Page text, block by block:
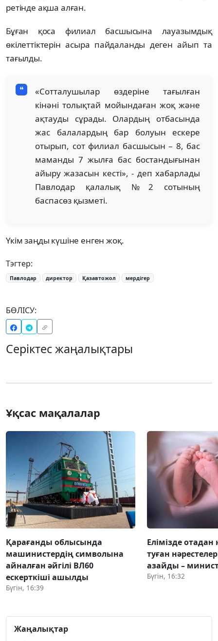
ретінде ақша алған.
Бұған қоса филиал басшысына лауазымдық
өкілеттіктерін асыра пайдаланды деген айып та
тағылды.
«Сотталушылар өздеріне тағылған
кінәні толықтай мойындаған жоқ және
ақтауды сұрады. Олардың отбасында
жас балалардың бар болуын ескере
отырып, сот филиал басшысын – 8, бас
маманды 7 жылға бас бостандығынан
айыру жазасын кесті», - деп хабарлады
Павлодар қалалық №2 сотының
баспасөз қызметі.
Үкім заңды күшіне енген жоқ.
Тэгтер:
Павлодар директор Қазавтожол мердігер
БӨЛІСУ:
Серіктес жаңалықтары
Ұқсас мақалалар
Қарағанды облысында
машинистердің символына
айналған әйгілі ВЛ60
ескерткіші ашылды
Бүгін, 16:39
Елімізде отадан
туған
азайды –
Бүгін, 16:32
Жаңалықтар